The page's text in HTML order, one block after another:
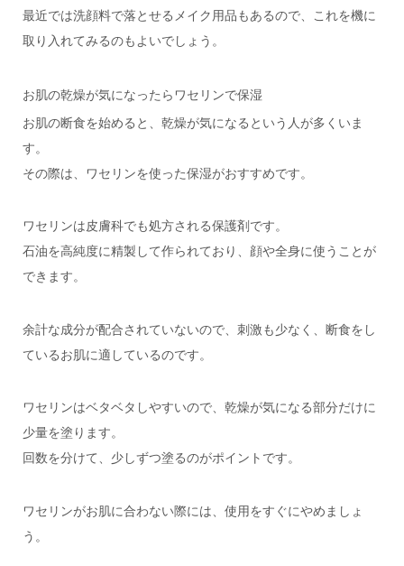
最近では洗顔料で落とせるメイク用品もあるので、これを機に
取り入れてみるのもよいでしょう。
お肌の乾燥が気になったらワセリンで保湿
お肌の断食を始めると、乾燥が気になるという人が多くいま
す。
その際は、ワセリンを使った保湿がおすすめです。
ワセリンは皮膚科でも処方される保護剤です。
石油を高純度に精製して作られており、顔や全身に使うことが
できます。
余計な成分が配合されていないので、刺激も少なく、断食をし
ているお肌に適しているのです。
ワセリンはベタベタしやすいので、乾燥が気になる部分だけに
少量を塗ります。
回数を分けて、少しずつ塗るのがポイントです。
ワセリンがお肌に合わない際には、使用をすぐにやめましょ
う。